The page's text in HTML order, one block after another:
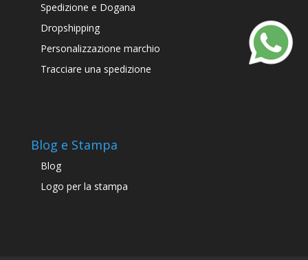
Spedizione e Dogana
Dropshipping
Personalizzazione marchio
Tracciare una spedizione
Blog e Stampa
Blog
Logo per la stampa